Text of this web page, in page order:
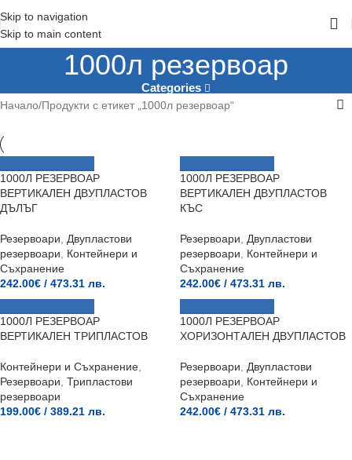
Skip to navigation
Skip to main content
1000л резервоар
Categories
Начало Продукти с етикет „1000л резервоар“
1000Л РЕЗЕРВОАР
ВЕРТИКАЛЕН ДВУПЛАСТОВ
ДЪЛЪГ
Резервоари
Двупластови
резервоари
Контейнери и
Съхранение
242.00€ / 473.31 лв.
1000Л РЕЗЕРВОАР
ВЕРТИКАЛЕН ДВУПЛАСТОВ
КЪС
Резервоари
Двупластови
резервоари
Контейнери и
Съхранение
242.00€ / 473.31 лв.
1000Л РЕЗЕРВОАР
ВЕРТИКАЛЕН ТРИПЛАСТОВ
Контейнери и Съхранение
Резервоари Трипластови
резервоари
199.00€ / 389.21 лв.
1000Л РЕЗЕРВОАР
ХОРИЗОНТАЛЕН ДВУПЛАСТОВ
Резервоари
Двупластови
резервоари
Контейнери и
Съхранение
242.00€ / 473.31 лв.